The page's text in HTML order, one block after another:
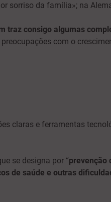
sorriso da família»; na
traz consigo algumas
com o
claras e ferramentas
se designa por “prevenção
de saúde e outras